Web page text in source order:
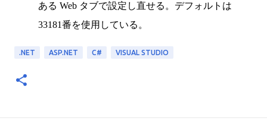
ある Web タブで設定し直せる。デフォルトは
33181番を使用している。
.NET ASP.NET C# VISUAL STUDIO